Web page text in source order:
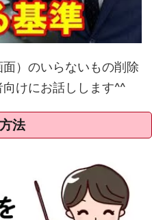
面）のいらないもの削除
けにお話しします^^
法